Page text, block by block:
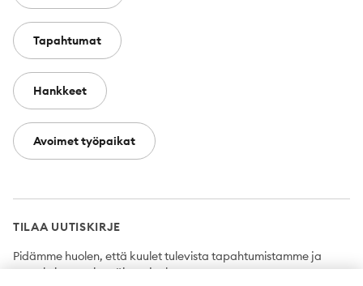
Tapahtumat
Hankkeet
Avoimet työpaikat
TILAA UUTISKIRJE
Pidämme huolen, että kuulet tulevista tapahtumistamme ja
uutuuksista ensimmäisten joukossa.